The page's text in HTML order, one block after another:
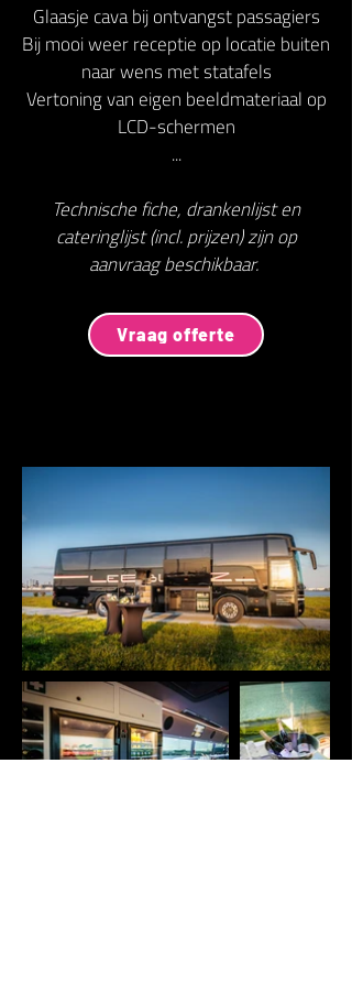
Glaasje cava bij ontvangst passagiers
Bij mooi weer receptie op locatie buiten
naar wens met statafels
Vertoning van eigen beeldmateriaal op
LCD-schermen
...
Technische fiche, drankenlijst en
cateringlijst (incl. prijzen) zijn op
aanvraag beschikbaar.
Vraag offerte